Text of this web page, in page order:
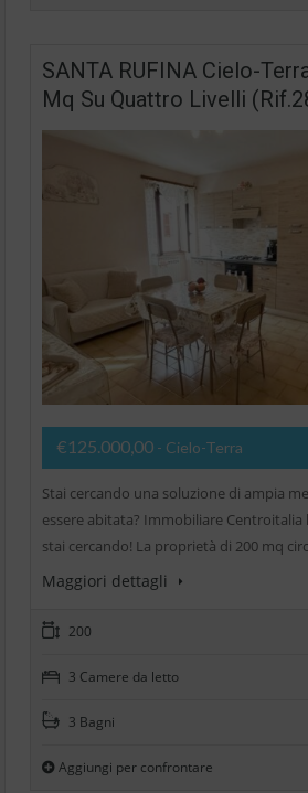
SANTA RUFINA Cielo-
Mq Su Quattro Livelli
€125.000,00 - Cielo-Terra
Stai cercando una soluzione di ampia
essere abitata? Immobiliare Centroitalia
stai cercando! La proprietà di 200 mq
Maggiori dettagli
200
3 Camere da letto
3 Bagni
Aggiungi per confrontare